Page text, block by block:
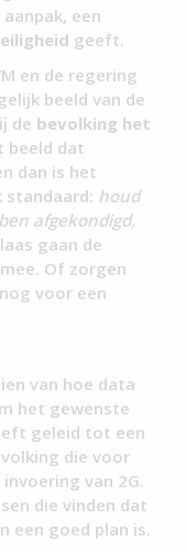
een
geeft.
en de regering
beeld van de
de bevolking het
beeld dat
dan is het
standaard: houd
afgekondigd,
gaan de
Of zorgen
voor een
van hoe data
het gewenste
geleid tot een
die voor
van 2G.
die vinden dat
een goed plan is.